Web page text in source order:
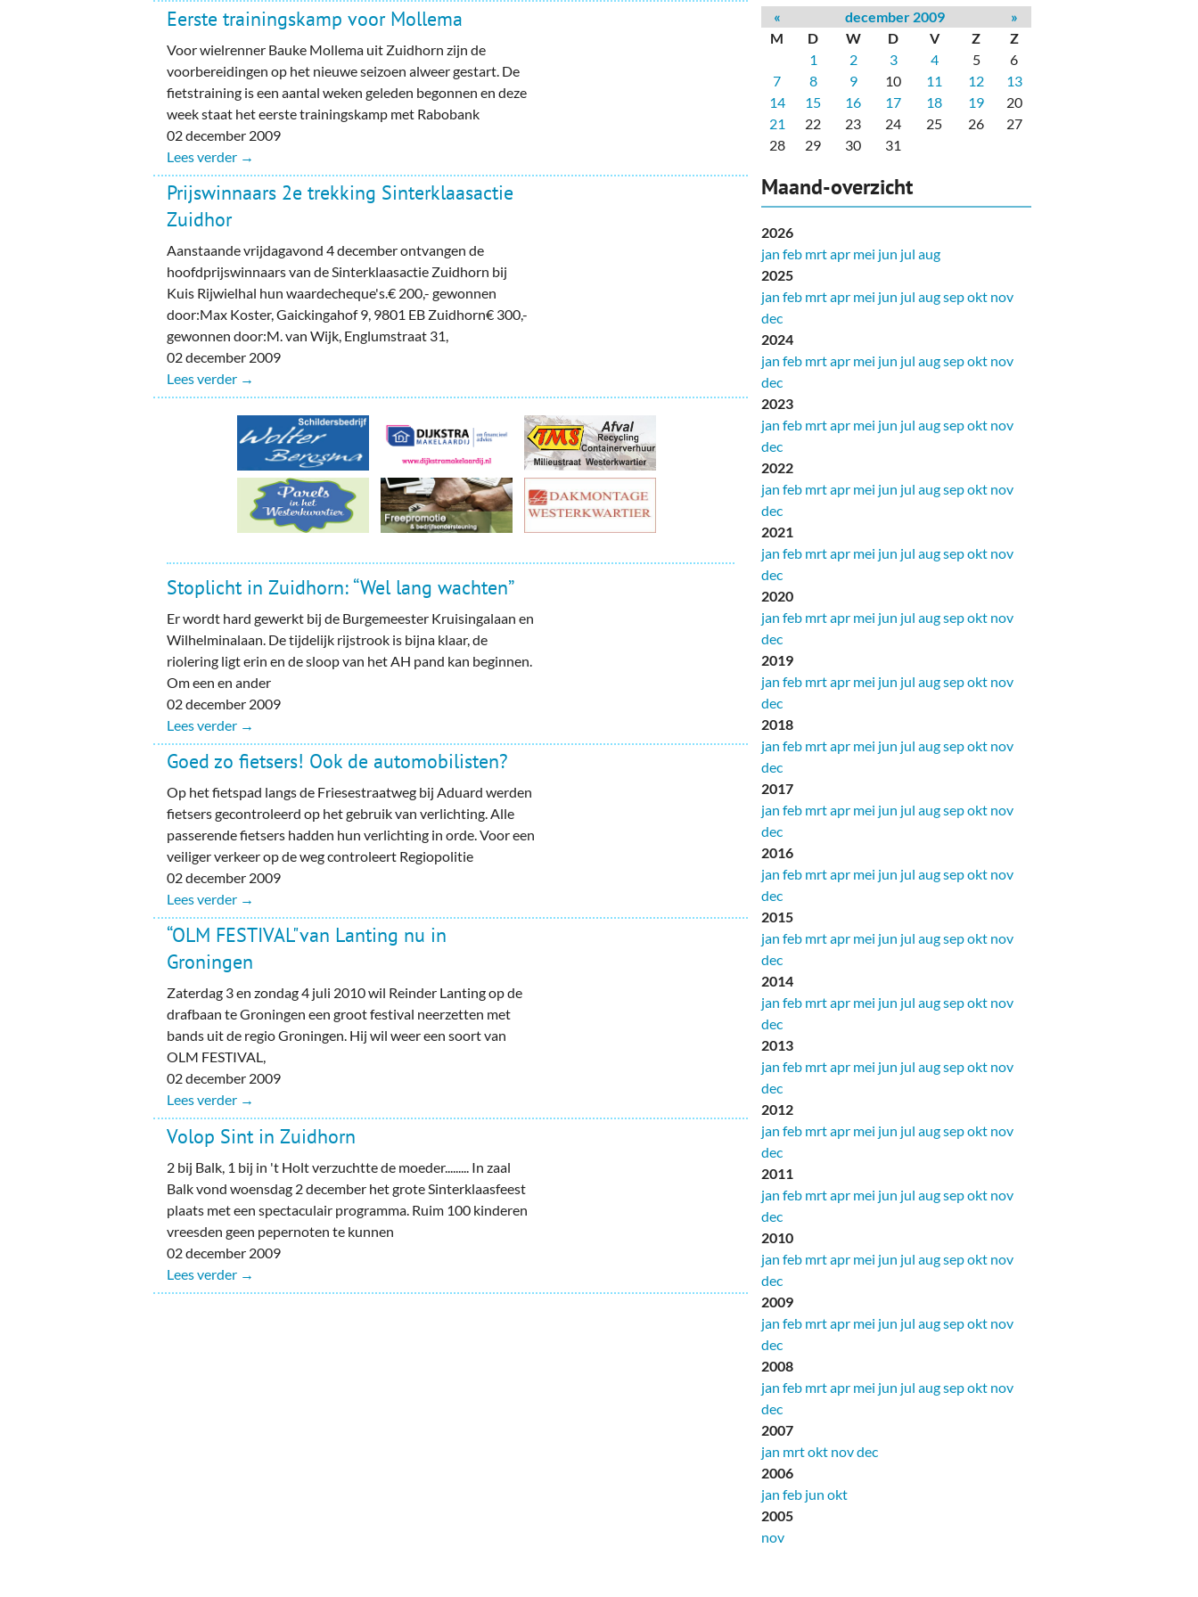
Politieke Partijen
Zuidhorners Financiën, Makelaars & Hypotheken
Eerste trainingskamp voor Mollema
Voor wielrenner Bauke Mollema uit Zuidhorn zijn de
voorbereidingen op het nieuwe seizoen alweer gestart. De
fietstraining is een aantal weken geleden begonnen en deze
week staat het eerste trainingskamp met Rabobank
02 december 2009
Lees verder →
Prijswinnaars 2e trekking Sinterklaasactie
Zuidhor
Aanstaande vrijdagavond 4 december ontvangen de
hoofdprijswinnaars van de Sinterklaasactie Zuidhorn bij
Kuis Rijwielhal hun waardecheque's.€ 200,- gewonnen
door:Max Koster, Gaickingahof 9, 9801 EB Zuidhorn€ 300,-
gewonnen door:M. van Wijk, Englumstraat 31,
02 december 2009
Lees verder →
Stoplicht in Zuidhorn: “Wel lang wachten”
Er wordt hard gewerkt bij de Burgemeester Kruisingalaan en
Wilhelminalaan. De tijdelijk rijstrook is bijna klaar, de
riolering ligt erin en de sloop van het AH pand kan beginnen.
Om een en ander
02 december 2009
Lees verder →
Goed zo fietsers! Ook de automobilisten?
Op het fietspad langs de Friesestraatweg bij Aduard werden
fietsers gecontroleerd op het gebruik van verlichting. Alle
passerende fietsers hadden hun verlichting in orde. Voor een
veiliger verkeer op de weg controleert Regiopolitie
02 december 2009
Lees verder →
“OLM FESTIVAL"van Lanting nu in
Groningen
Zaterdag 3 en zondag 4 juli 2010 wil Reinder Lanting op de
drafbaan te Groningen een groot festival neerzetten met
bands uit de regio Groningen. Hij wil weer een soort van
OLM FESTIVAL,
02 december 2009
Lees verder →
Volop Sint in Zuidhorn
2 bij Balk, 1 bij in 't Holt verzuchtte de moeder......... In zaal
Balk vond woensdag 2 december het grote Sinterklaasfeest
plaats met een spectaculair programma. Ruim 100 kinderen
vreesden geen pepernoten te kunnen
02 december 2009
Lees verder →
« december 2009
»
M
D W D V Z
Z
1
2 3 4 5
6
7
8 9 10 11 12
13
14
15 16 17 18 19
20
21
22 23 24 25 26
27
28
29 30 31
Maand-overzicht
2026
jan feb mrtapr mei jun jul aug
2025
jan feb mrtapr mei jun jul augsepokt nov
dec
2024
jan feb mrtapr mei jun jul augsepokt nov
dec
2023
jan feb mrtapr mei jun jul augsepokt nov
dec
2022
jan feb mrtapr mei jun jul augsepokt nov
dec
2021
jan feb mrtapr mei jun jul augsepokt nov
dec
2020
jan feb mrtapr mei jun jul augsepokt nov
dec
2019
jan feb mrtapr mei jun jul augsepokt nov
dec
2018
jan feb mrtapr mei jun jul augsepokt nov
dec
2017
jan feb mrtapr mei jun jul augsepokt nov
dec
2016
jan feb mrtapr mei jun jul augsepokt nov
dec
2015
jan feb mrtapr mei jun jul augsepokt nov
dec
2014
jan feb mrtapr mei jun jul augsepokt nov
dec
2013
jan feb mrtapr mei jun jul augsepokt nov
dec
2012
jan feb mrtapr mei jun jul augsepokt nov
dec
2011
jan feb mrtapr mei jun jul augsepokt nov
dec
2010
jan feb mrtapr mei jun jul augsepokt nov
dec
2009
jan feb mrtapr mei jun jul augsepokt nov
dec
2008
jan feb mrtapr mei jun jul augsepokt nov
dec
2007
jan mrtokt novdec
2006
jan feb jun okt
2005
nov